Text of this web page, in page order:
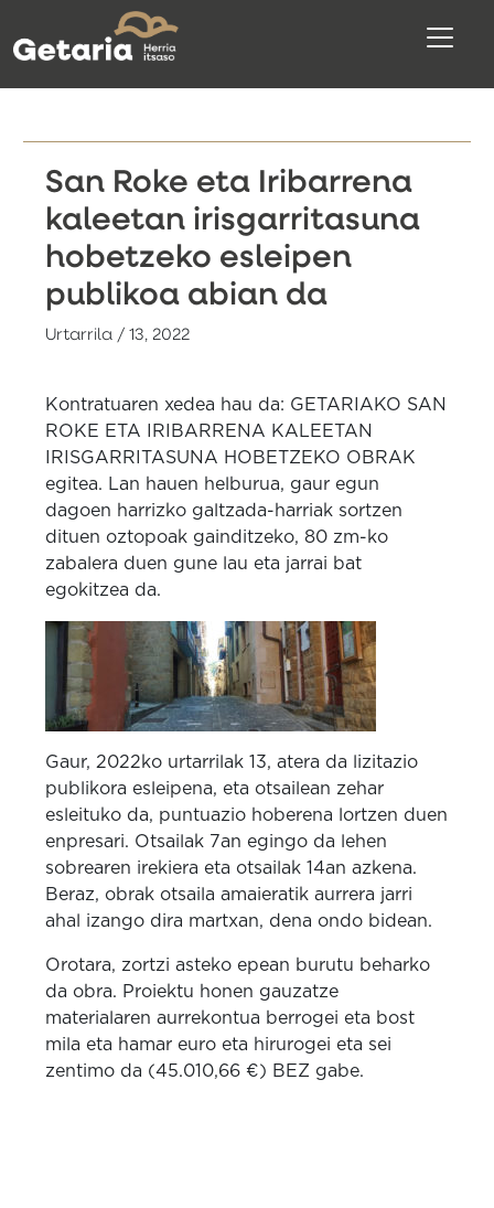
San Roke eta Iribarrena
kaleetan irisgarritasuna
hobetzeko esleipen
publikoa abian da
Urtarrila / 13, 2022
Kontratuaren xedea hau da: GETARIAKO SAN
ROKE ETA IRIBARRENA KALEETAN
IRISGARRITASUNA HOBETZEKO OBRAK
egitea. Lan hauen helburua, gaur egun
dagoen harrizko galtzada-harriak sortzen
dituen oztopoak gainditzeko, 80 zm-ko
zabalera duen gune lau eta jarrai bat
egokitzea da.
Gaur, 2022ko urtarrilak 13, atera da lizitazio
publikora esleipena, eta otsailean zehar
esleituko da, puntuazio hoberena lortzen duen
enpresari. Otsailak 7an egingo da lehen
sobrearen irekiera eta otsailak 14an azkena.
Beraz, obrak otsaila amaieratik aurrera jarri
ahal izango dira martxan, dena ondo bidean.
Orotara, zortzi asteko epean burutu beharko
da obra. Proiektu honen gauzatze
materialaren aurrekontua berrogei eta bost
mila eta hamar euro eta hirurogei eta sei
zentimo da (45.010,66 €) BEZ gabe.